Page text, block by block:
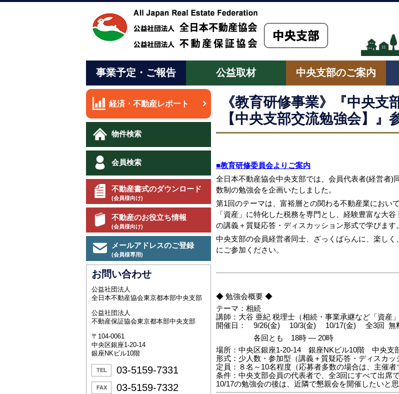
事業予定・ご報告 公益取材 中央支部のご案内
経済・不動産レポート
物件検索
会員検索
不動産書式のダウンロード
(会員様向け)
不動産のお役立ち情報
(会員様向け)
メールアドレスのご登録
(会員様専用)
お問い合わせ
公益社団法人
全日本不動産協会東京都本部中央支部
公益社団法人
不動産保証協会東京都本部中央支部
〒104-0061
中央区銀座1-20-14
銀座NKビル10階
TEL 03-5159-7331
FAX 03-5159-7332
《教育研修事業》『中央
【中央支部交流勉強会】』
■教育研修委員会よりご案内
全日本不動産協会中央支部では、会員代表者(経営者)
数制の勉強会を企画いたしました。
第1回のテーマは、富裕層との関わる不動産業におい
「資産」に特化した税務を専門とし、経験豊富な大
の講義＋質疑応答・ディスカッション形式で学びます。
中央支部の会員経営者同士、ざっくばらんに、楽し
にご参加ください。
◆ 勉強会概要 ◆
テーマ：相続
講師：大谷 亜紀 税理士（相続・事業承継など「資産
開催日： 9/26(金) 10/3(金) 10/17(金) 全3回 無
各回とも 18時 ― 20時
場所：中央区銀座1-20-14 銀座NKビル10階 中央支
形式：少人数・参加型（講義＋質疑応答・ディスカッ
定員：８名～10名程度（応募者多数の場合は、主催者
条件：中央支部会員の代表者で、全3回にすべて出席
10/17の勉強会の後は、近隣で懇親会を開催したいと